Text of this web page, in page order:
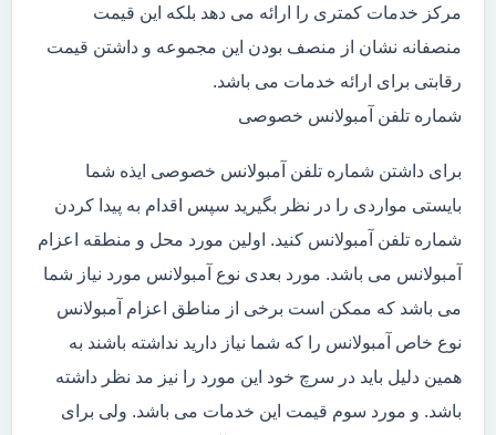
مرکز خدمات کمتری را ارائه می دهد بلکه این قیمت
منصفانه نشان از منصف بودن این مجموعه و داشتن قیمت
رقابتی برای ارائه خدمات می باشد.
شماره تلفن آمبولانس خصوصی
برای داشتن شماره تلفن آمبولانس خصوصی ایذه شما
بایستی مواردی را در نظر بگیرید سپس اقدام به پیدا کردن
شماره تلفن آمبولانس کنید. اولین مورد محل و منطقه اعزام
آمبولانس می باشد. مورد بعدی نوع آمبولانس مورد نیاز شما
می باشد که ممکن است برخی از مناطق اعزام آمبولانس
نوع خاص آمبولانس را که شما نیاز دارید نداشته باشند به
همین دلیل باید در سرچ خود این مورد را نیز مد نظر داشته
باشد. و مورد سوم قیمت این خدمات می باشد. ولی برای